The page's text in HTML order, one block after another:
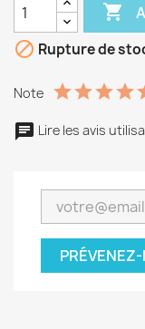

 Rupture de
Note
Lire les avis